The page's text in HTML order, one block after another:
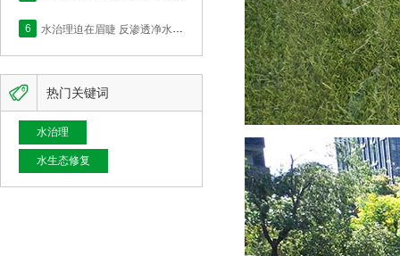
6 水治理迫在眉睫 反渗透净水的价值何在？
 热门关键词
水治理
水生态修复